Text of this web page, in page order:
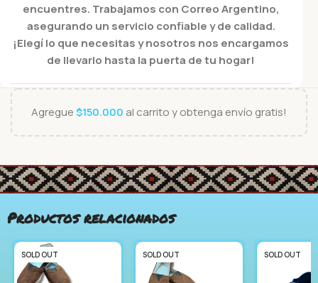
encuentres. Trabajamos con Correo Argentino,
asegurando un servicio confiable y de calidad.
¡Elegí lo que necesitas y nosotros nos encargamos
de llevarlo hasta la puerta de tu hogar!
Agregue$150.000 al carrito y obtenga envío gratis!
Productos relacionados
SOLD OUT SOLD OUT SOLD OUT